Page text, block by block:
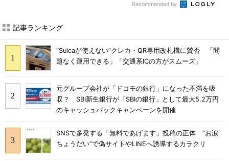
Recommended by
記事ランキング
“Suicaが使えない”クレカ・QR専用改札機に賛否 「問
題なく運用できる」「交通系ICの方がスムーズ」
元グループ会社が「ドコモの銀行」になった不満を吸
収？ SBI新生銀行が「SBIの銀行」として最大5.2万円
のキャッシュバックキャンペーンを開催
SNSで多発する「無料であげます」投稿の正体 “お涙
ちょうだい”で偽サイトやLINEへ誘導するカラクリ